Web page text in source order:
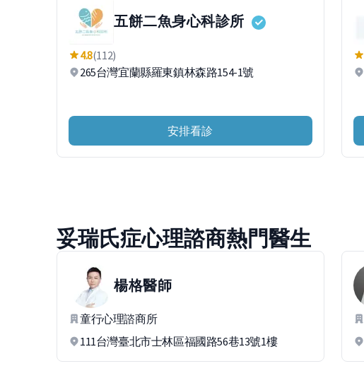
五餅二魚身心科診所
4.8(112)
265台灣宜蘭縣羅東鎮林森路154-1號
安排看診
妥瑞氏症心理諮商熱門醫生
楊格醫師
童行心理諮商所
111台灣臺北市士林區福國路56巷13號1樓